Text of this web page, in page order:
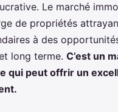
6 min de lecture
Le marché
de propriétés
à des
long terme. C’est un
qui peut offrir un